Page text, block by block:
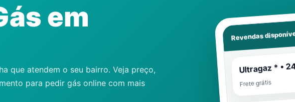
em
que atendem o seu bairro. Veja preço,
para pedir gás online com mais
Revendas
Ultragaz * •
Frete grátis